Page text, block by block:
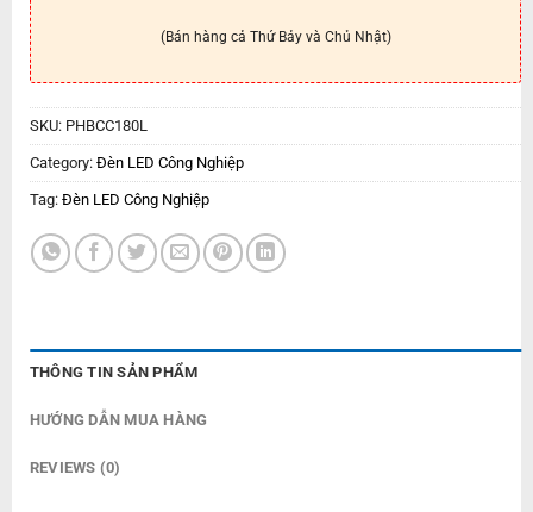
(Bán hàng cả Thứ Bảy và Chủ Nhật)
SKU: PHBCC180L
Category: Đèn LED Công Nghiệp
Tag: Đèn LED Công Nghiệp
THÔNG TIN SẢN PHẨM
HƯỚNG DẪN MUA HÀNG
REVIEWS (0)